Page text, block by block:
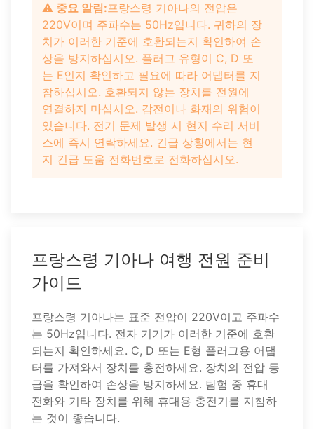
⚠️ 중요 알림:프랑스령 기아나의 전압은
220V이며 주파수는 50Hz입니다. 귀하의 장
치가 이러한 기준에 호환되는지 확인하여 손
상을 방지하십시오. 플러그 유형이 C, D 또
는 E인지 확인하고 필요에 따라 어댑터를 지
참하십시오. 호환되지 않는 장치를 전원에
연결하지 마십시오. 감전이나 화재의 위험이
있습니다. 전기 문제 발생 시 현지 수리 서비
스에 즉시 연락하세요. 긴급 상황에서는 현
지 긴급 도움 전화번호로 전화하십시오.
프랑스령 기아나 여행 전원 준비
가이드
프랑스령 기아나는 표준 전압이 220V이고 주파수
는 50Hz입니다. 전자 기기가 이러한 기준에 호환
되는지 확인하세요. C, D 또는 E형 플러그용 어댑
터를 가져와서 장치를 충전하세요. 장치의 전압 등
급을 확인하여 손상을 방지하세요. 탐험 중 휴대
전화와 기타 장치를 위해 휴대용 충전기를 지참하
는 것이 좋습니다.